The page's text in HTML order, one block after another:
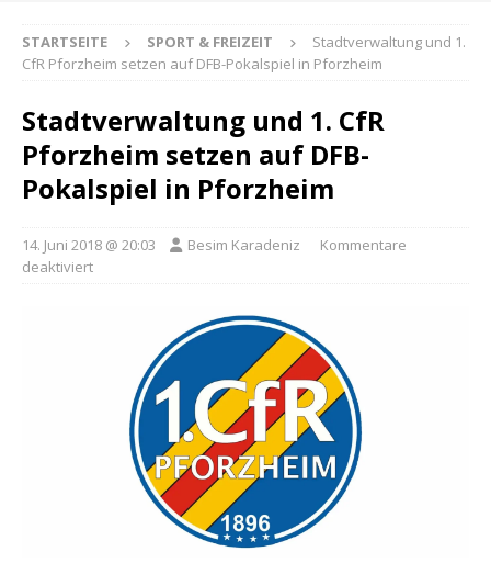
STARTSEITE SPORT & FREIZEIT
Stadtverwaltung und 1.
CfR Pforzheim setzen auf DFB-Pokalspiel in Pforzheim
Stadtverwaltung und 1. CfR
Pforzheim setzen auf DFB-
Pokalspiel in Pforzheim
14. Juni 2018 @ 20:03 Besim Karadeniz
Kommentare
deaktiviert